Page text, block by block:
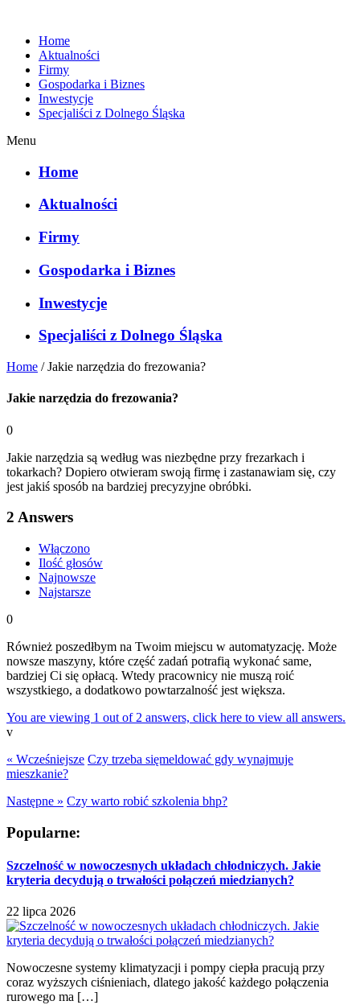
Home
Aktualności
Firmy
Gospodarka i Biznes
Inwestycje
Specjaliści z Dolnego Śląska
Menu
Home
Aktualności
Firmy
Gospodarka i Biznes
Inwestycje
Specjaliści z Dolnego Śląska
Home /Jakie narzędzia do frezowania?
Jakie narzędzia do frezowania?
0
Jakie narzędzia są według was niezbędne przy frezarkach i
tokarkach? Dopiero otwieram swoją firmę i zastanawiam się, czy
jest jakiś sposób na bardziej precyzyjne obróbki.
2 Answers
Włączono
Ilość głosów
Najnowsze
Najstarsze
0
Również poszedłbym na Twoim miejscu w automatyzację. Może
nowsze maszyny, które część zadań potrafią wykonać same,
bardziej Ci się opłacą. Wtedy pracownicy nie muszą roić
wszystkiego, a dodatkowo powtarzalność jest większa.
You are viewing 1 out of 2 answers, click here to view all answers.
v
« Wcześniejsze Czy trzeba sięmeldować gdy wynajmuje
mieszkanie?
Następne » Czy warto robić szkolenia bhp?
Popularne:
Szczelność w nowoczesnych układach chłodniczych. Jakie
kryteria decydują o trwałości połączeń miedzianych?
22 lipca 2026
Nowoczesne systemy klimatyzacji i pompy ciepła pracują przy
coraz wyższych ciśnieniach, dlatego jakość każdego połączenia
rurowego ma […]